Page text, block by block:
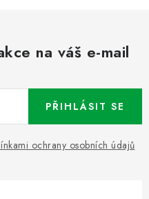
na váš e-mail
ochrany osobních údajů
PŘIHLÁSIT SE